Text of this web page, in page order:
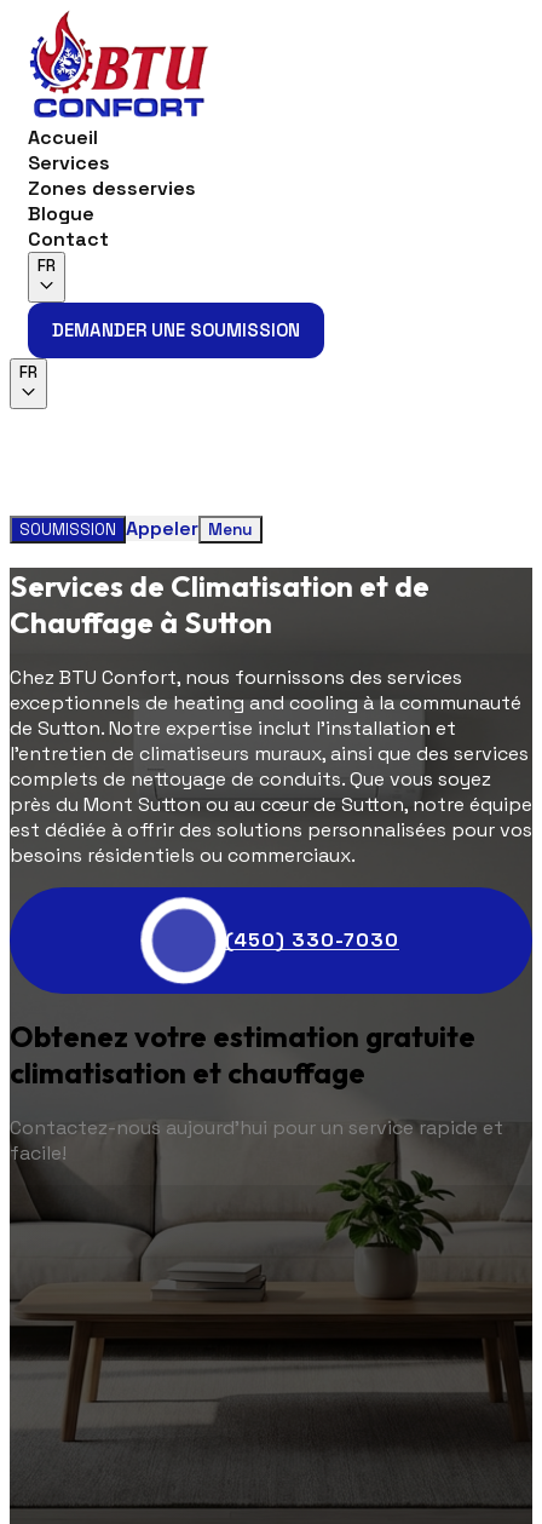
Accueil
Services
Zones desservies
Blogue
Contact
FR
DEMANDER UNE SOUMISSION
FR
SOUMISSION Appeler Menu
Services de Climatisation et de
Chauffage à Sutton
Chez BTU Confort, nous fournissons des services
exceptionnels de heating and cooling à la communauté
de Sutton. Notre expertise inclut l'installation et
l'entretien de climatiseurs muraux, ainsi que des services
complets de nettoyage de conduits. Que vous soyez
près du Mont Sutton ou au cœur de Sutton, notre équipe
est dédiée à offrir des solutions personnalisées pour vos
besoins résidentiels ou commerciaux.
(450) 330-7030
Obtenez votre estimation gratuite
climatisation et chauffage
Contactez-nous aujourd'hui pour un service rapide et
facile!